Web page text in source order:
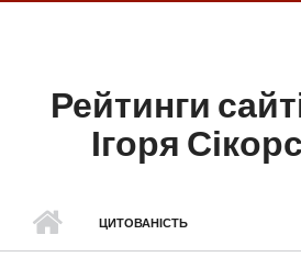
Рейтинги
Ігоря
MAIN MENU
ЦИТОВАНІСТЬ